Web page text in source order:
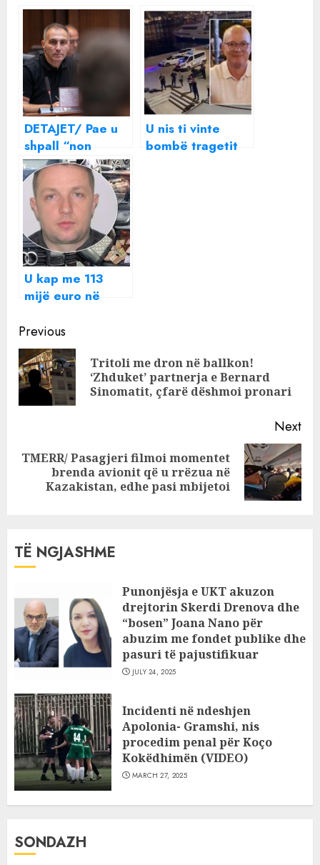
DETAJET/ Pae u
shpall “non
grata” nga SHBA-
ja Artan Grubi
U nis ti vinte
bombë tragetit
U kap me 113
mijë euro në
burg efektivi i
RENEA-s,
dëshmia: I mora
borxh 20 minuta
para arrestit
Continue
Reading
Previous
Tritoli me dron në ballkon!
‘Zhduket’ partnerja e Bernard
Sinomatit, çfarë dëshmoi pronari
Next
Next
post:
TMERR/ Pasagjeri filmoi momentet
brenda avionit që u rrëzua në
Kazakistan, edhe pasi mbijetoi
TË NGJASHME
Punonjësja e UKT akuzon
drejtorin Skerdi Drenova dhe
“bosen” Joana Nano për
abuzim me fondet publike dhe
pasuri të pajustifikuar
JULY 24, 2025
Incidenti në ndeshjen
Apolonia- Gramshi, nis
procedim penal për Koço
Kokëdhimën (VIDEO)
MARCH 27, 2025
SONDAZH